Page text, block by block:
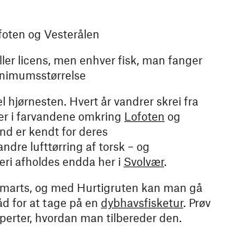
og Vesterålen
licens, men enhver fisk, man fanger
hjørnesten. Hvert år vandrer skrei fra
i farvandene omkring Lofoten og
er kendt for deres
lufttørring af torsk – og
afholdes endda her i Svolvær.
og med Hurtigruten kan man gå
for at tage på en dybhavsfisketur. Prøv
hvordan man tilbereder den.